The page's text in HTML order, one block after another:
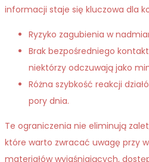
informacji staje się kluczowa dla
Ryzyko zagubienia w
Brak bezpośredniego
niektórzy odczuwają jako
Różna szybkość reakcji
pory dnia.
Te ograniczenia nie eliminują
które warto zwracać uwagę przy
materiałów wyjaśniających,